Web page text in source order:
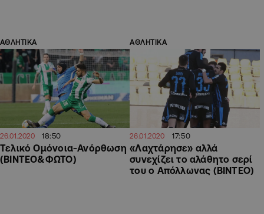
ΑΘΛΗΤΙΚΑ
26.01.2020 18:50
Τελικό Ομόνοια-Ανόρθωση
(ΒΙΝΤΕΟ&ΦΩΤΟ)
ΑΘΛΗΤΙΚΑ
26.01.2020 17:50
«Λαχτάρησε» αλλά
συνεχίζει το αλάθητο σερί
του ο Απόλλωνας (ΒΙΝΤΕΟ)